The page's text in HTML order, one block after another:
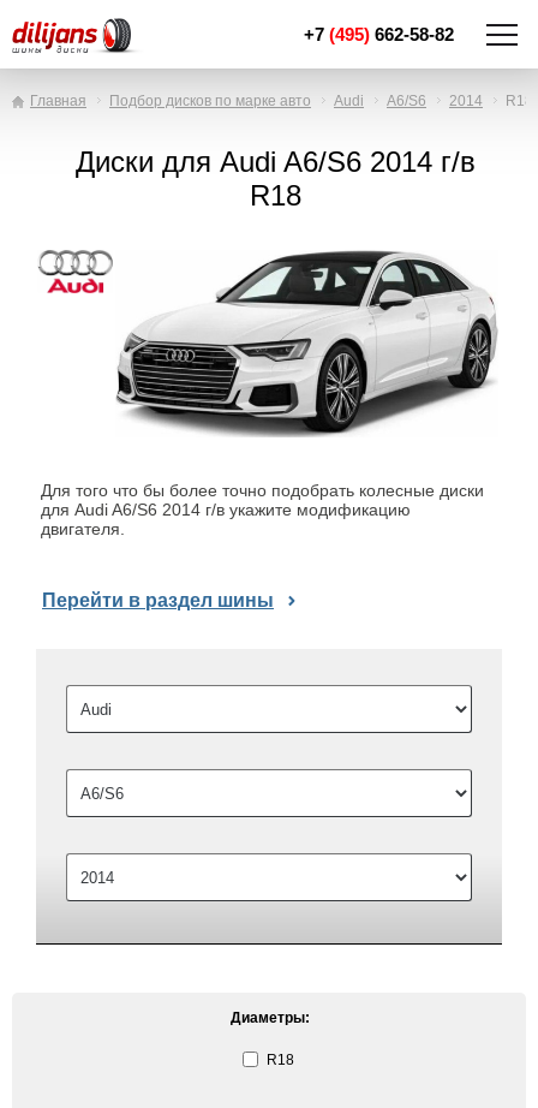
+7 (495) 662-58-82
Главная Подбор дисков по марке авто Audi A6/S6 2014 R18
Диски для Audi A6/S6 2014 г/в
R18
Для того что бы более точно подобрать колесные диски
для Audi A6/S6 2014 г/в укажите модификацию
двигателя.
Перейти в раздел шины
Диаметры:
R18